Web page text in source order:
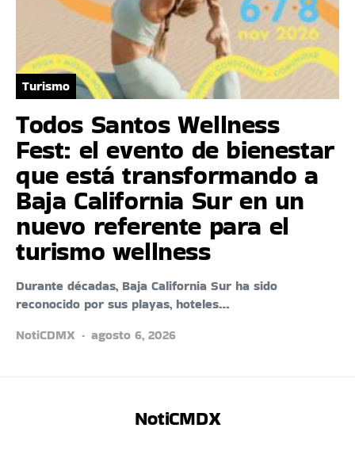
Turismo
Todos Santos Wellness
Fest: el evento de bienestar
que está transformando a
Baja California Sur en un
nuevo referente para el
turismo wellness
Durante décadas, Baja California Sur ha sido
reconocido por sus playas, hoteles…
NotiCDMX
agosto 6, 2026
NotiCMDX